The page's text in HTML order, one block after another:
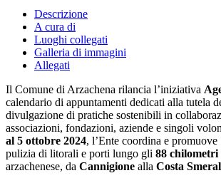
Descrizione
A cura di
Luoghi collegati
Galleria di immagini
Allegati
Il Comune di Arzachena rilancia l’iniziativa
calendario di appuntamenti dedicati alla tutela
divulgazione di pratiche sostenibili in
associazioni, fondazioni, aziende e singoli
al 5 ottobre 2024, l’Ente coordina e promuove
pulizia di litorali e porti lungo gli 88 chilometri
arzachenese, da Cannigione alla Costa